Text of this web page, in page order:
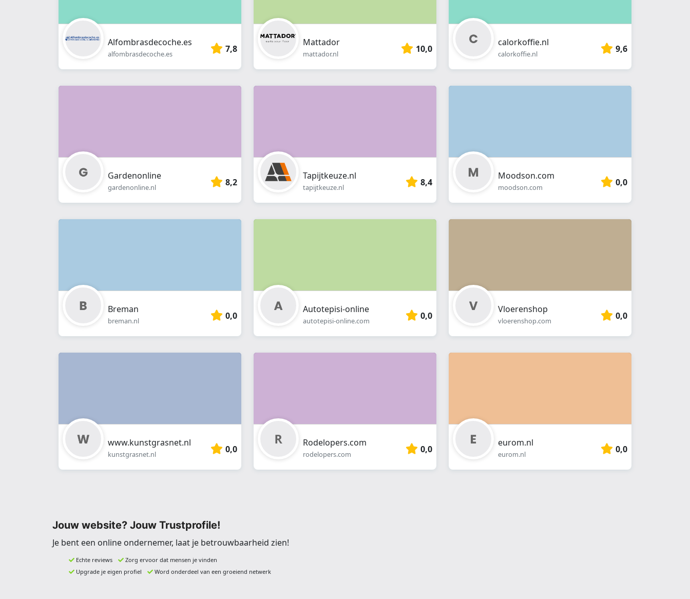
Alfombrasdecoche.es
alfombrasdecoche.es 7,8
Mattador
mattador.nl 10,0
calorkoffie.nl
calorkoffie.nl 9,6
Gardenonline
gardenonline.nl 8,2
Tapijtkeuze.nl
tapijtkeuze.nl 8,4
Moodson.com
moodson.com 0,0
Breman
breman.nl 0,0
Autotepisi-online
autotepisi-online.com 0,0
Vloerenshop
vloerenshop.com 0,0
www.kunstgrasnet.nl
kunstgrasnet.nl 0,0
Rodelopers.com
rodelopers.com 0,0
eurom.nl
eurom.nl 0,0
Jouw website? Jouw Trustprofile!
Je bent een online ondernemer, laat je betrouwbaarheid zien!
Echte reviews
Zorg ervoor dat mensen je vinden
Upgrade je eigen profiel
Word onderdeel van een groeiend netwerk